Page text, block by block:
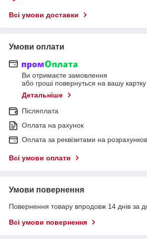
Всі умови доставки
Умови оплати
Ви отримаєте замовлення
або гроші повернуться на вашу картку
Детальніше
Післяплата
Оплата на рахунок
Оплата за реквізитами на
Всі умови оплати
Умови повернення
Повернення товару впродовж 14 днів за
Всі умови повернення